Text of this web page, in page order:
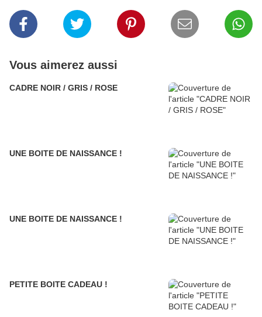
Vous aimerez aussi
CADRE NOIR / GRIS / ROSE
UNE BOITE DE NAISSANCE !
UNE BOITE DE NAISSANCE !
PETITE BOITE CADEAU !